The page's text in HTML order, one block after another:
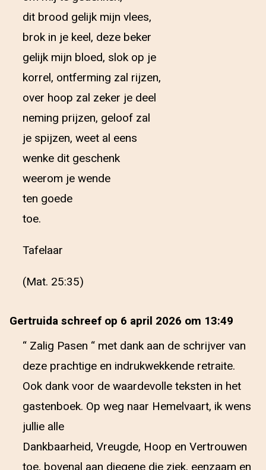
dit brood gelijk mijn vlees,
brok in je keel, deze beker
gelijk mijn bloed, slok op je
korrel, ontferming zal rijzen,
over hoop zal zeker je deel
neming prijzen, geloof zal
je spijzen, weet al eens
wenke dit geschenk
weerom je wende
ten goede
toe.
Tafelaar
(Mat. 25:35)
Gertruida schreef op 6 april 2026 om 13:49
“ Zalig Pasen “ met dank aan de schrijver van
deze prachtige en indrukwekkende retraite.
Ook dank voor de waardevolle teksten in het
gastenboek. Op weg naar Hemelvaart, ik wens
jullie alle
Dankbaarheid, Vreugde, Hoop en Vertrouwen